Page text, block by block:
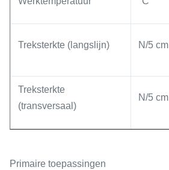
Treksterkte (langslijn) N/5 cm
Treksterkte
(transversaal)
N/5 cm
Primaire toepassingen